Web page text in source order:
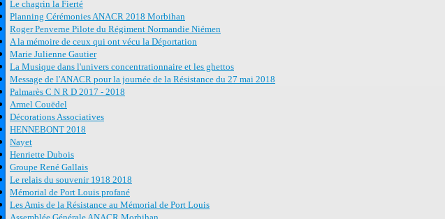
Le chagrin la Fierté
Planning Cérémonies ANACR 2018 Morbihan
Roger Penverne Pilote du Régiment Normandie Niémen
A la mémoire de ceux qui ont vécu la Déportation
Marie Julienne Gautier
La Musique dans l'univers concentrationnaire et les ghettos
Message de l'ANACR pour la journée de la Résistance du 27 mai 2018
Palmarès C N R D 2017 - 2018
Armel Couëdel
Décorations Associatives
HENNEBONT 2018
Nayet
Henriette Dubois
Groupe René Gallais
Le relais du souvenir 1918 2018
Mémorial de Port Louis profané
Les Amis de la Résistance au Mémorial de Port Louis